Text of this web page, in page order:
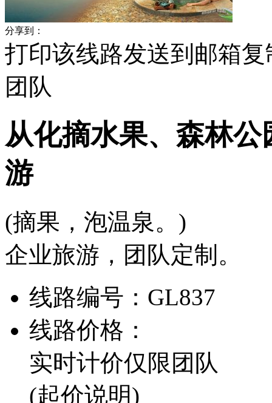
分享到：
打印该线路发送到邮箱复
团队
从化摘水果、森林
游
(摘果，泡温泉。)
企业旅游，团队定制。
线路编号： GL837
线路价格：
实时计价仅限团队
(起价说明)